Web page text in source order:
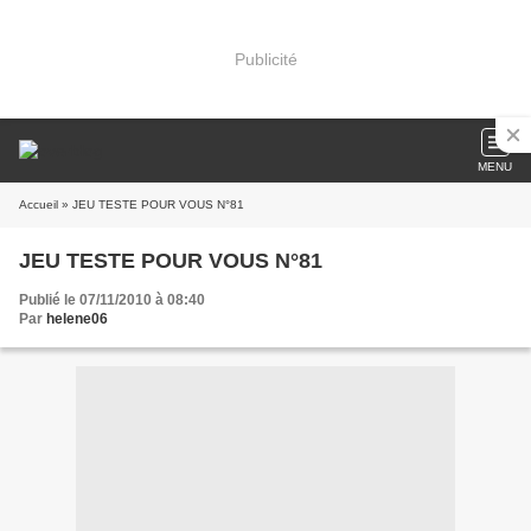
Publicité
MENU
Accueil » JEU TESTE POUR VOUS N°81
JEU TESTE POUR VOUS N°81
Publié le 07/11/2010 à 08:40
Par helene06